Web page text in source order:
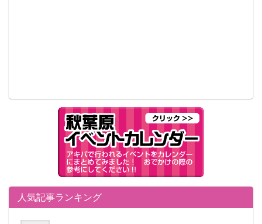
人気記事ランキング